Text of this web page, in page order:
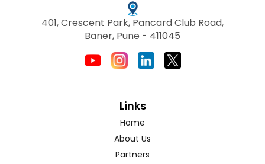
401, Crescent Park, Pancard Club Road,
Baner, Pune - 411045
Links
Home
About Us
Partners